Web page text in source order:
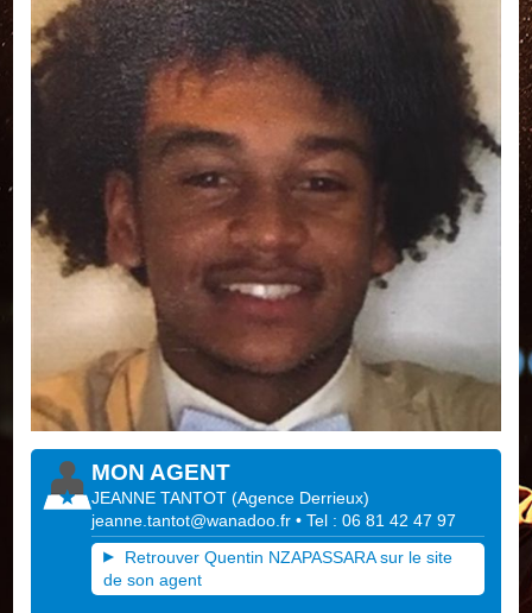
MON AGENT
JEANNE TANTOT (Agence Derrieux)
jeanne.tantot@wanadoo.fr • Tel : 06 81 42 47 97
Retrouver Quentin NZAPASSARA sur le site
de son agent